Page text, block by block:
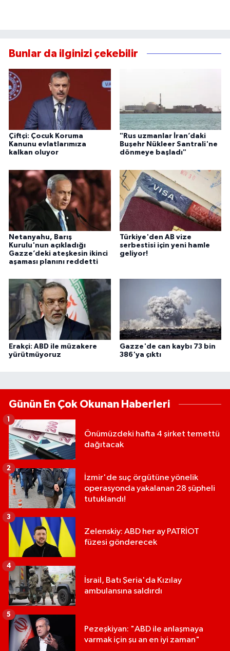
Bunlar da ilginizi çekebilir
Çiftçi: Çocuk Koruma
Kanunu evlatlarımıza
kalkan oluyor
"Rus uzmanlar İran’daki
Buşehr Nükleer Santrali'ne
dönmeye başladı"
Netanyahu, Barış
Kurulu'nun açıkladığı
Gazze’deki ateşkesin ikinci
aşaması planını reddetti
Türkiye'den AB vize
serbestisi için yeni hamle
geliyor!
Erakçi: ABD ile müzakere
yürütmüyoruz
Gazze'de can kaybı 73 bin
386'ya çıktı
Günün En Çok Okunan Haberleri
Önümüzdeki hafta 4 şirket temettü
dağıtacak
1
İzmir'de suç örgütüne yönelik
operasyonda yakalanan 28 şüpheli
tutuklandı!
2
Zelenskiy: ABD her ay PATRİOT
füzesi gönderecek
3
İsrail, Batı Şeria'da Kızılay
ambulansına saldırdı
4
Pezeşkiyan: "ABD ile anlaşmaya
varmak için şu an en iyi zaman"
5